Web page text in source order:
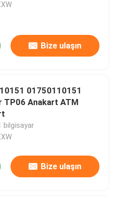
Bize ulaşın
01750110151
TP06 Anakart ATM
bilgisayar
Bize ulaşın